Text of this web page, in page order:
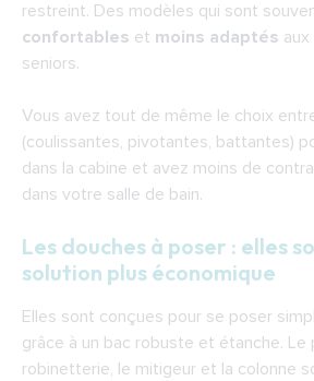
restreint. Des modèles qui sont
confortables et moins adaptés
seniors.
Vous avez tout de même le choix
(coulissantes, pivotantes, battantes)
dans la cabine et avez moins de
dans votre salle de bain.
Les douches à poser : elles
solution plus économique
Elles sont conçues pour se poser
grâce à un bac robuste et étanche. Le
robinetterie, le mitigeur et la colonne